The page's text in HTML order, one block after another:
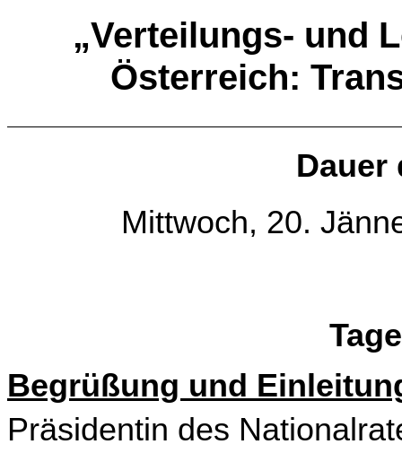
„Verteilungs- und
Österreich:
Dauer
Mittwoch, 20.
Begrüßung und
Präsidentin des